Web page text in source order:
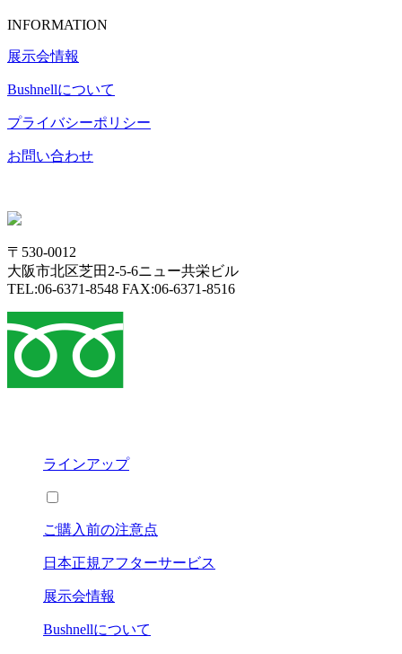
INFORMATION
展示会情報
Bushnellについて
プライバシーポリシー
お問い合わせ
〒530-0012
大阪市北区芝田2-5-6ニュー共栄ビル
TEL:06-6371-8548 FAX:06-6371-8516
ラインアップ
ご購入前の注意点
日本正規アフターサービス
展示会情報
Bushnellについて